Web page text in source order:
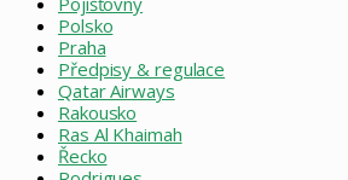
Polsko
Praha
Předpisy & regulace
Qatar Airways
Rakousko
Ras Al Khaimah
Řecko